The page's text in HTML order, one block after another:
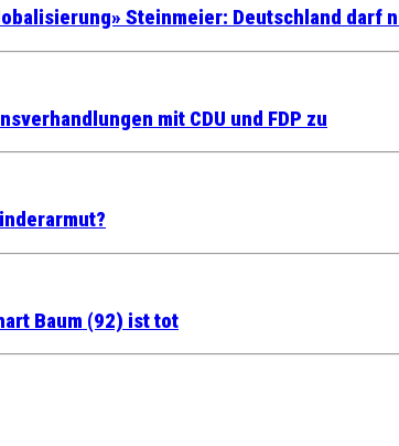
Steinmeier: Deutschland darf
mit CDU und FDP zu
Baum (92) ist tot